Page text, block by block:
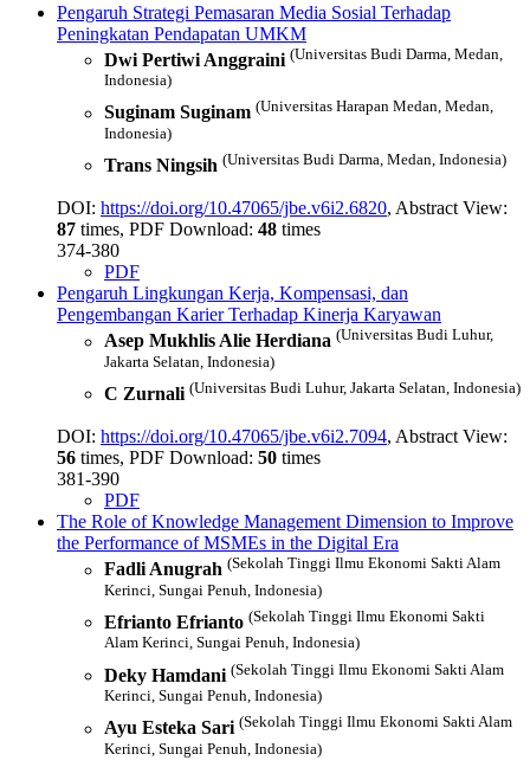
Pengaruh Strategi Pemasaran Media Sosial Terhadap
Peningkatan Pendapatan UMKM
Dwi Pertiwi Anggraini (Universitas Budi Darma, Medan,
Indonesia)
Suginam Suginam (Universitas Harapan Medan, Medan,
Indonesia)
Trans Ningsih (Universitas Budi Darma, Medan, Indonesia)
DOI: https://doi.org/10.47065/jbe.v6i2.6820, Abstract View:
87 times, PDF Download: 48 times
374-380
PDF
Pengaruh Lingkungan Kerja, Kompensasi, dan
Pengembangan Karier Terhadap Kinerja Karyawan
Asep Mukhlis Alie Herdiana (Universitas Budi Luhur,
Jakarta Selatan, Indonesia)
C Zurnali (Universitas Budi Luhur, Jakarta Selatan, Indonesia)
DOI: https://doi.org/10.47065/jbe.v6i2.7094, Abstract View:
56 times, PDF Download: 50 times
381-390
PDF
The Role of Knowledge Management Dimension to Improve
the Performance of MSMEs in the Digital Era
Fadli Anugrah (Sekolah Tinggi Ilmu Ekonomi Sakti Alam
Kerinci, Sungai Penuh, Indonesia)
Efrianto Efrianto (Sekolah Tinggi Ilmu Ekonomi Sakti
Alam Kerinci, Sungai Penuh, Indonesia)
Deky Hamdani (Sekolah Tinggi Ilmu Ekonomi Sakti Alam
Kerinci, Sungai Penuh, Indonesia)
Ayu Esteka Sari (Sekolah Tinggi Ilmu Ekonomi Sakti Alam
Kerinci, Sungai Penuh, Indonesia)